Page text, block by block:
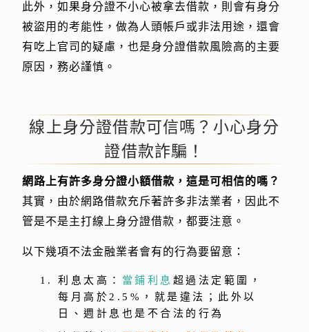
此外，如果身分證不小心被拿去借款，則會有身分
被盜用的考能性，做為人頭帳戶或非法用途，還會
有吃上官司的疑慮，也是身分證借款風險高的主要
原因，務必謹慎。
線上身分證借款可信嗎？小心身分
證借款詐騙！
網路上有許多身分證小額借款，這是可相信的嗎？
其實，由於網路借款充斥著許多非法業者，因此不
管是不是主打線上身分證借款，都要注意。
以下幾項不法金融業者會有的行為要留意：
利息太高： 當鋪利息 超過法定範圍，
每月高於2.5%，就是違法；此外以
日、週計息也是不合法的行為